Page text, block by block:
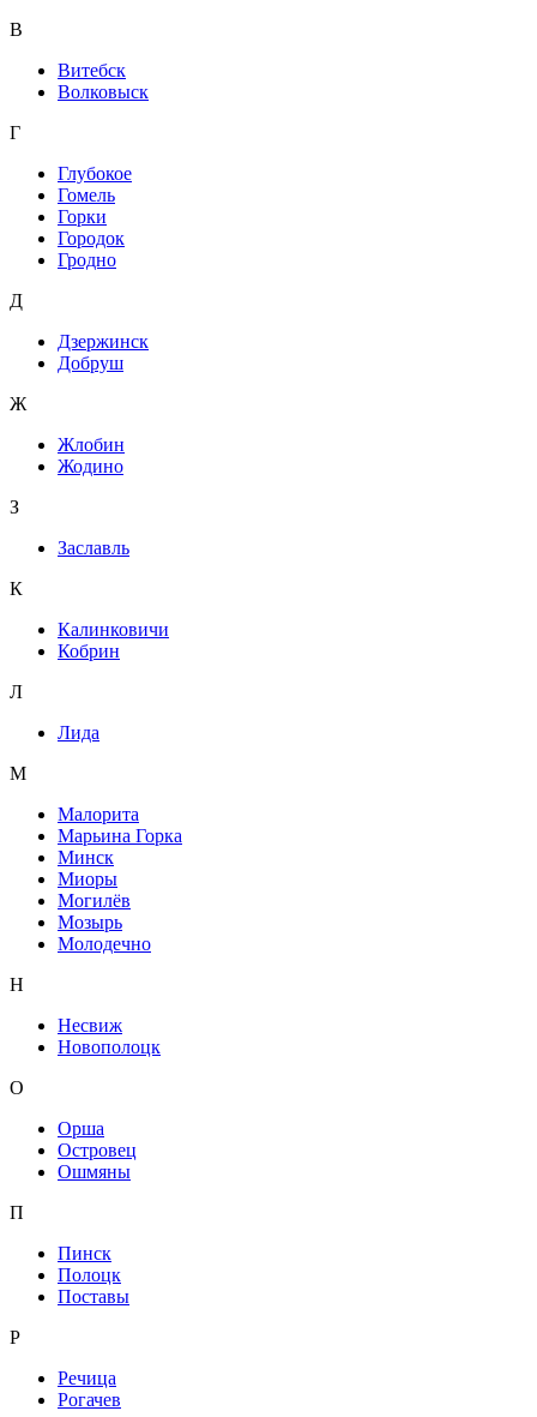
В
Витебск
Волковыск
Г
Глубокое
Гомель
Горки
Городок
Гродно
Д
Дзержинск
Добруш
Ж
Жлобин
Жодино
З
Заславль
К
Калинковичи
Кобрин
Л
Лида
М
Малорита
Марьина Горка
Минск
Миоры
Могилёв
Мозырь
Молодечно
Н
Несвиж
Новополоцк
О
Орша
Островец
Ошмяны
П
Пинск
Полоцк
Поставы
Р
Речица
Рогачев